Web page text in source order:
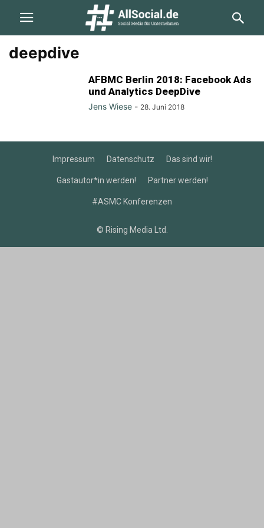
deepdive
AFBMC Berlin 2018: Facebook Ads
und Analytics DeepDive
Jens Wiese - 28. Juni 2018
Impressum Datenschutz Das sind wir!
Gastautor*in werden! Partner werden!
#ASMC Konferenzen
© Rising Media Ltd.